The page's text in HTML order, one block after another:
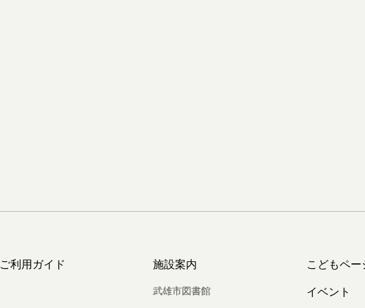
ご利用ガイド 施設案内
武雄市図書館
こどもペー
イベント